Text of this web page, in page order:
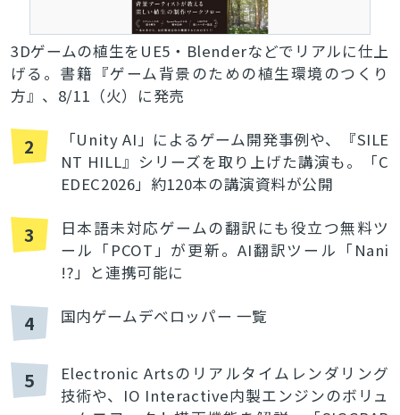
3Dゲームの植生をUE5・Blenderなどでリアルに仕上
げる。書籍『ゲーム背景のための植生環境のつくり
方』、8/11（火）に発売
2
「Unity AI」によるゲーム開発事例や、『SILE
NT HILL』シリーズを取り上げた講演も。「C
EDEC2026」約120本の講演資料が公開
3
日本語未対応ゲームの翻訳にも役立つ無料ツ
ール「PCOT」が更新。AI翻訳ツール「Nani
!?」と連携可能に
4 国内ゲームデベロッパー 一覧
5
Electronic Artsのリアルタイムレンダリング
技術や、IO Interactive内製エンジンのボリュ